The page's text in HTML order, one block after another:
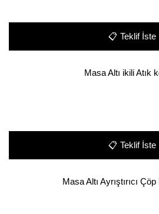
📋 Teklif İste
Masa Altı ikili Atık
📋 Teklif İste
Masa Altı Ayrıştırıcı